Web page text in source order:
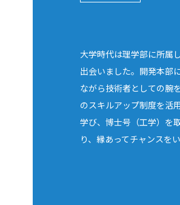
大学時代は理学部に所属
出会いました。開発本部
ながら技術者としての腕
のスキルアップ制度を活
学び、博士号（工学）を
り、縁あってチャンスを